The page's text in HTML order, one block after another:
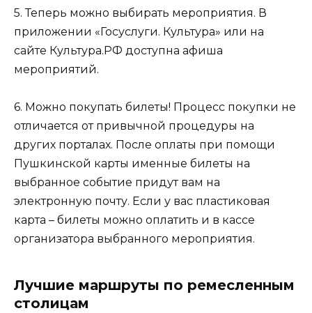
5. Теперь можно выбирать мероприятия. В
приложении «Госуслуги. Культура» или на
сайте Культура.РФ доступна афиша
мероприятий.
6. Можно покупать билеты! Процесс покупки не
отличается от привычной процедуры на
других порталах. После оплаты при помощи
Пушкинской карты именные билеты на
выбранное событие придут вам на
электронную почту. Если у вас пластиковая
карта – билеты можно оплатить и в кассе
организатора выбранного мероприятия.
Лучшие маршруты по ремесленным
столицам